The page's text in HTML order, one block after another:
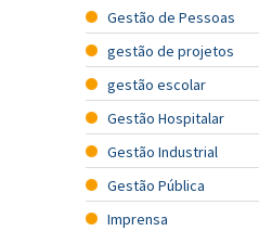
Gestão de Pessoas
gestão de projetos
gestão escolar
Gestão Hospitalar
Gestão Industrial
Gestão Pública
Imprensa